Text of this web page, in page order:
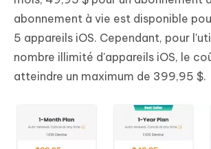
abonnement à vie est disponible
5 appareils iOS. Cependant, pour
nombre illimité d'appareils iOS, le
atteindre un maximum de 399,95 $.